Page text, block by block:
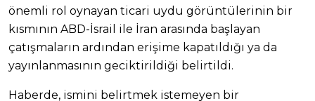
önemli rol oynayan ticari uydu görüntülerinin bir
kısmının ABD-İsrail ile İran arasında başlayan
çatışmaların ardından erişime kapatıldığı ya da
yayınlanmasının geciktirildiği belirtildi.
Haberde, ismini belirtmek istemeyen bir